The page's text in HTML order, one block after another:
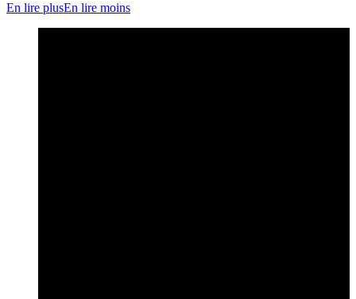
En lire plusEn lire moins